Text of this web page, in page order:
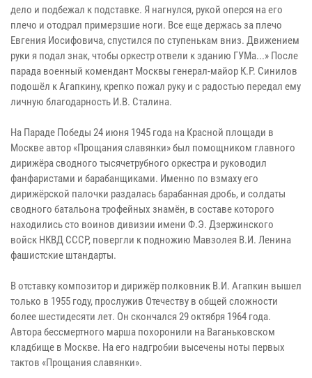
дело и подбежал к подставке. Я нагнулся, рукой оперся на его
плечо и отодрал примерзшие ноги. Все еще держась за плечо
Евгения Иосифовича, спустился по ступенькам вниз. Движением
руки я подал знак, чтобы оркестр отвели к зданию ГУМа...» После
парада военный комендант Москвы генерал-майор К.Р. Синилов
подошёл к Агапкину, крепко пожал руку и с радостью передал ему
личную благодарность И.В. Сталина.
На Параде Победы 24 июня 1945 года на Красной площади в
Москве автор «Прощания славянки» был помощником главного
дирижёра сводного тысячетрубного оркестра и руководил
фанфаристами и барабанщиками. Именно по взмаху его
дирижёрской палочки раздалась барабанная дробь, и солдаты
сводного батальона трофейных знамён, в составе которого
находились сто воинов дивизии имени Ф.Э. Дзержинского
войск НКВД СССР, повергли к подножию Мавзолея В.И. Ленина
фашистские штандарты.
В отставку композитор и дирижёр полковник В.И. Агапкин вышел
только в 1955 году, прослужив Отечеству в общей сложности
более шестидесяти лет. Он скончался 29 октября 1964 года.
Автора бессмертного марша похоронили на Ваганьковском
кладбище в Москве. На его надгробии высечены ноты первых
тактов «Прощания славянки».